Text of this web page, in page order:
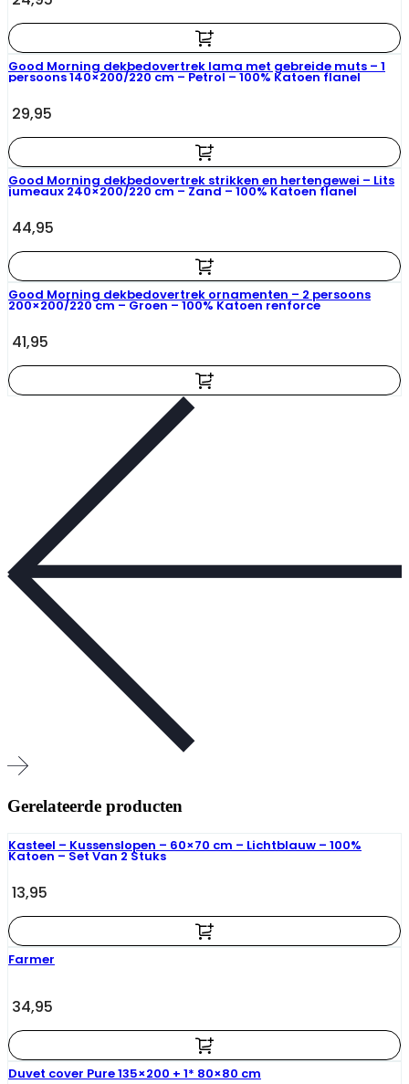
Good Morning dekbedovertrek lama met gebreide muts – 1
persoons 140×200/220 cm – Petrol – 100% Katoen flanel
29,95
Good Morning dekbedovertrek strikken en hertengewei – Lits
jumeaux 240×200/220 cm – Zand – 100% Katoen flanel
44,95
Good Morning dekbedovertrek ornamenten – 2 persoons
200×200/220 cm – Groen – 100% Katoen renforce
41,95
Gerelateerde producten
Kasteel – Kussenslopen – 60×70 cm – Lichtblauw – 100%
Katoen – Set Van 2 Stuks
13,95
Farmer
34,95
Duvet cover Pure 135×200 + 1* 80×80 cm